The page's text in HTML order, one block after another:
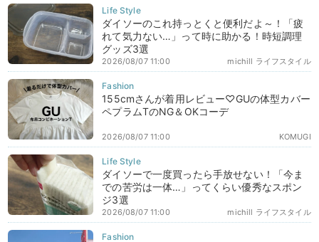
ダイソーのこれ持っとくと便利だよ～！「疲
れて気力ない…」って時に助かる！時短調理
グッズ3選
michill ライフスタイル
2026/08/07 11:00
155cmさんが着用レビュー♡GUの体型カバー
ペプラムTのNG＆OKコーデ
KOMUGI
2026/08/07 11:00
ダイソーで一度買ったら手放せない！「今ま
での苦労は一体…」ってくらい優秀なスポン
ジ3選
michill ライフスタイル
2026/08/07 11:00